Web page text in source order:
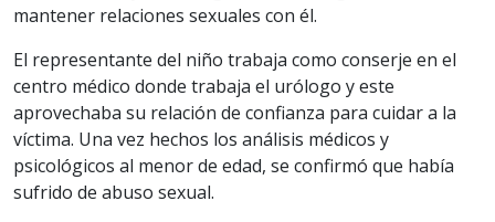
mantener relaciones sexuales con él.
El representante del niño trabaja como conserje en el
centro médico donde trabaja el urólogo y este
aprovechaba su relación de confianza para cuidar a la
víctima. Una vez hechos los análisis médicos y
psicológicos al menor de edad, se confirmó que había
sufrido de abuso sexual.